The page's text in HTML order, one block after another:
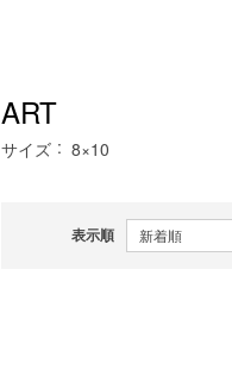
ART
サイズ 8×10
表示順